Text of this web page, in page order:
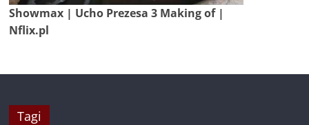
Showmax | Ucho Prezesa 3 Making of |
Nflix.pl
Tagi